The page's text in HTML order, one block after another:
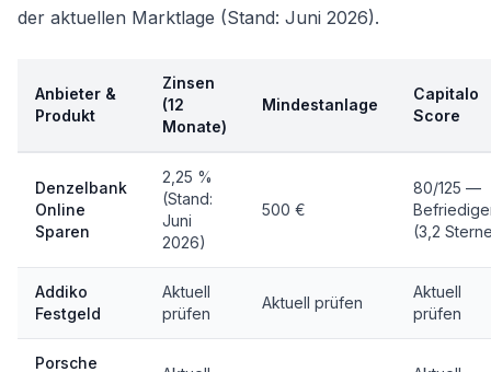
der aktuellen Marktlage (Stand: Juni 2026).
Anbieter &
Produkt
Zinsen
(12
Monate)
Mindestanlage
Capitalo
Score
Denzelbank
Online
Sparen
2,25 %
(Stand:
Juni
2026)
500 €
80/125 —
(3,2
Addiko
Festgeld
Aktuell
prüfen
Aktuell prüfen
Aktuell
prüfen
Porsche